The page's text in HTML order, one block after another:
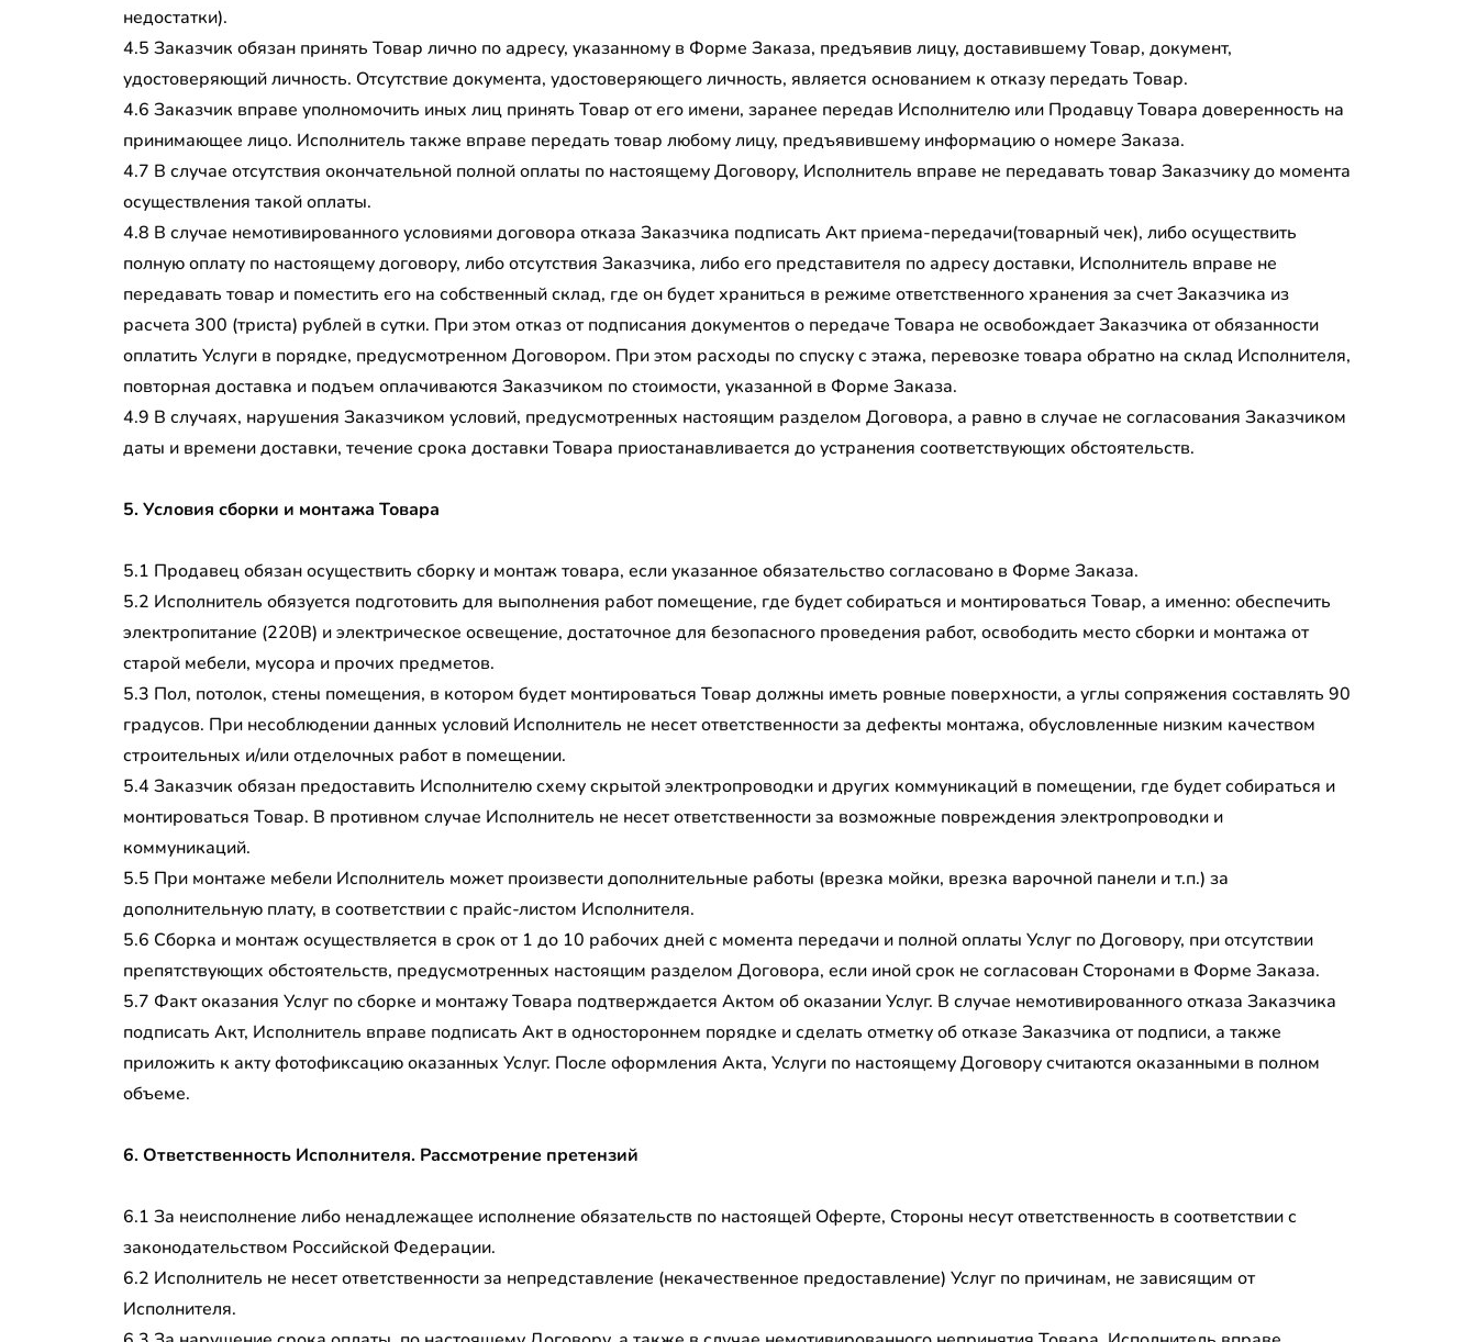
недостатки).
4.5 Заказчик обязан принять Товар лично по адресу, указанному в Форме Заказа, предъявив лицу, доставившему Товар, документ,
удостоверяющий личность. Отсутствие документа, удостоверяющего личность, является основанием к отказу передать Товар.
4.6 Заказчик вправе уполномочить иных лиц принять Товар от его имени, заранее передав Исполнителю или Продавцу Товара доверенность на
принимающее лицо. Исполнитель также вправе передать товар любому лицу, предъявившему информацию о номере Заказа.
4.7 В случае отсутствия окончательной полной оплаты по настоящему Договору, Исполнитель вправе не передавать товар Заказчику до момента
осуществления такой оплаты.
4.8 В случае немотивированного условиями договора отказа Заказчика подписать Акт приема-передачи(товарный чек), либо осуществить
полную оплату по настоящему договору, либо отсутствия Заказчика, либо его представителя по адресу доставки, Исполнитель вправе не
передавать товар и поместить его на собственный склад, где он будет храниться в режиме ответственного хранения за счет Заказчика из
расчета 300 (триста) рублей в сутки. При этом отказ от подписания документов о передаче Товара не освобождает Заказчика от обязанности
оплатить Услуги в порядке, предусмотренном Договором. При этом расходы по спуску с этажа, перевозке товара обратно на склад Исполнителя,
повторная доставка и подъем оплачиваются Заказчиком по стоимости, указанной в Форме Заказа.
4.9 В случаях, нарушения Заказчиком условий, предусмотренных настоящим разделом Договора, а равно в случае не согласования Заказчиком
даты и времени доставки, течение срока доставки Товара приостанавливается до устранения соответствующих обстоятельств.
5. Условия сборки и монтажа Товара
5.1 Продавец обязан осуществить сборку и монтаж товара, если указанное обязательство согласовано в Форме Заказа.
5.2 Исполнитель обязуется подготовить для выполнения работ помещение, где будет собираться и монтироваться Товар, а именно: обеспечить
электропитание (220В) и электрическое освещение, достаточное для безопасного проведения работ, освободить место сборки и монтажа от
старой мебели, мусора и прочих предметов.
5.3 Пол, потолок, стены помещения, в котором будет монтироваться Товар должны иметь ровные поверхности, а углы сопряжения составлять 90
градусов. При несоблюдении данных условий Исполнитель не несет ответственности за дефекты монтажа, обусловленные низким качеством
строительных и/или отделочных работ в помещении.
5.4 Заказчик обязан предоставить Исполнителю схему скрытой электропроводки и других коммуникаций в помещении, где будет собираться и
монтироваться Товар. В противном случае Исполнитель не несет ответственности за возможные повреждения электропроводки и
коммуникаций.
5.5 При монтаже мебели Исполнитель может произвести дополнительные работы (врезка мойки, врезка варочной панели и т.п.) за
дополнительную плату, в соответствии с прайс-листом Исполнителя.
5.6 Сборка и монтаж осуществляется в срок от 1 до 10 рабочих дней с момента передачи и полной оплаты Услуг по Договору, при отсутствии
препятствующих обстоятельств, предусмотренных настоящим разделом Договора, если иной срок не согласован Сторонами в Форме Заказа.
5.7 Факт оказания Услуг по сборке и монтажу Товара подтверждается Актом об оказании Услуг. В случае немотивированного отказа Заказчика
подписать Акт, Исполнитель вправе подписать Акт в одностороннем порядке и сделать отметку об отказе Заказчика от подписи, а также
приложить к акту фотофиксацию оказанных Услуг. После оформления Акта, Услуги по настоящему Договору считаются оказанными в полном
объеме.
6. Ответственность Исполнителя. Рассмотрение претензий
6.1 За неисполнение либо ненадлежащее исполнение обязательств по настоящей Оферте, Стороны несут ответственность в соответствии с
законодательством Российской Федерации.
6.2 Исполнитель не несет ответственности за непредставление (некачественное предоставление) Услуг по причинам, не зависящим от
Исполнителя.